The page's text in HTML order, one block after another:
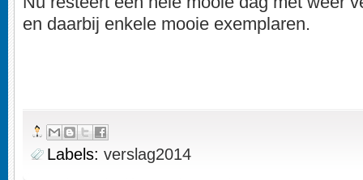
en daarbij enkele mooie exemplaren.
Labels: verslag2014